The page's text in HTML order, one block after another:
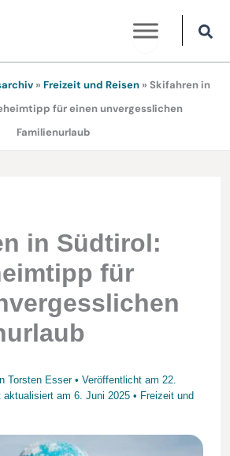
» Freizeit und Reisen » Skifahren in
für einen unvergesslichen
Familienurlaub
in Südtirol:
für
Torsten Esser • Veröffentlicht am 22.
aktualisiert am 6. Juni 2025• Freizeit und